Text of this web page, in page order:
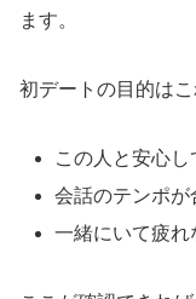
ます。
初デートの目的はこ
この人と安心
会話のテンポが
一緒にいて疲れ